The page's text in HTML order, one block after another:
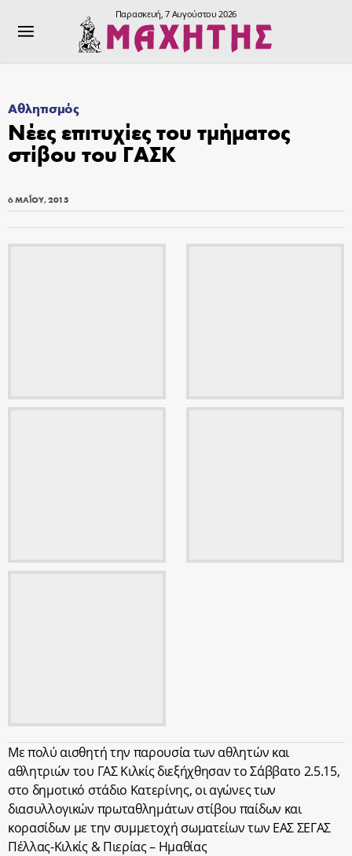
Παρασκευή, 7 Αυγούστου 2026
Αθλητισμός
Νέες επιτυχίες του τμήματος
στίβου του ΓΑΣΚ
6 ΜΑΪ́ΟΥ, 2015
Με πολύ αισθητή την παρουσία των αθλητών και
αθλητριών του ΓΑΣ Κιλκίς διεξήχθησαν το Σάββατο 2.5.15,
στο δημοτικό στάδιο Κατερίνης, οι αγώνες των
διασυλλογικών πρωταθλημάτων στίβου παίδων και
κορασίδων με την συμμετοχή σωματείων των ΕΑΣ ΣΕΓΑΣ
Πέλλας-Κιλκίς & Πιερίας – Ημαθίας